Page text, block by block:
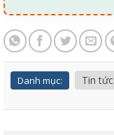
Danh mục: Tin tức